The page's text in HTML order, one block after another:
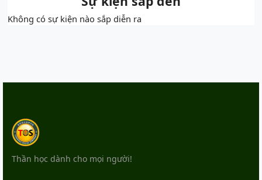
Không có sự kiện nào sắp diễn ra
Thần học dành cho mọi người!